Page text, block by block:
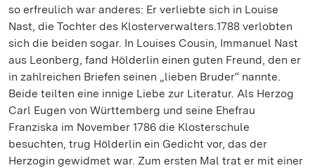
so erfreulich war anderes: Er verliebte sich in Louise
Nast, die Tochter des Klosterverwalters.1788 verlobten
sich die beiden sogar. In Louises Cousin, Immanuel Nast
aus Leonberg, fand Hölderlin einen guten Freund, den er
in zahlreichen Briefen seinen „lieben Bruder“ nannte.
Beide teilten eine innige Liebe zur Literatur. Als Herzog
Carl Eugen von Württemberg und seine Ehefrau
Franziska im November 1786 die Klosterschule
besuchten, trug Hölderlin ein Gedicht vor, das der
Herzogin gewidmet war. Zum ersten Mal trat er mit einer